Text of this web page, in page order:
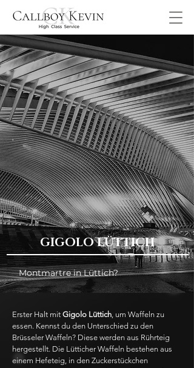
GIGOLO LÜTTICH
Montmartre in Lüttich?
Erster Halt mit Gigolo Lüttich, um Waffeln zu
essen. Kennst du den Unterschied zu den
Brüsseler Waffeln? Diese werden aus Rührteig
hergestellt. Die Lütticher Waffeln bestehen aus
einem Hefeteig, in den Zuckerstückchen